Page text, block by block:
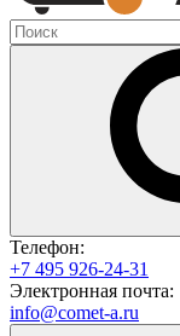
Телефон:
+7 495 926-24-31
Электронная почта:
info@comet-a.ru